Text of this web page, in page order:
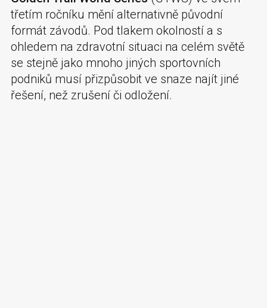
třetím ročníku mění alternativně původní
formát závodů. Pod tlakem okolností a s
ohledem na zdravotní situaci na celém světě
se stejně jako mnoho jiných sportovních
podniků musí přizpůsobit ve snaze najít jiné
řešení, než zrušení či odložení.